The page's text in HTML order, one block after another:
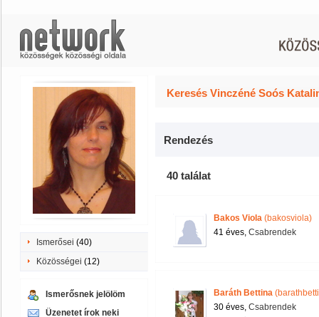
Ismerősei (40)
Közösségei (12)
Ismerősnek jelölöm
Üzenetet írok neki
Keresés Vinczéné Soós
Rendezés
40 találat
Bakos Viola (bakosviola)
41 éves, Csabrendek
Baráth Bettina
30 éves, Csabrendek